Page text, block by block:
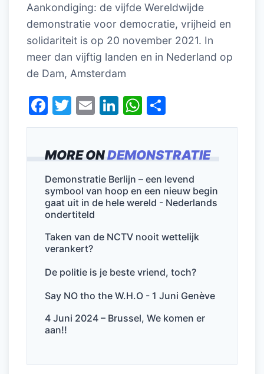
MORE ONDEMONSTRATIE
Demonstratie Berlijn – een levend
symbool van hoop en een nieuw begin
gaat uit in de hele wereld - Nederlands
ondertiteld
Taken van de NCTV nooit wettelijk
verankert?
De politie is je beste vriend, toch?
Say NO tho the W.H.O - 1 Juni Genève
4 Juni 2024 – Brussel, We komen er
aan!!
Aankondiging: de vijfde Wereldwijde
demonstratie voor democratie, vrijheid en
solidariteit is op 20 november 2021. In
meer dan vijftig landen en in Nederland op
de Dam, Amsterdam
F
a
e
b
o
o
k
T
w
er
E
m
l
Li
n
e
dI
n
W
h
s
A
p
el
n